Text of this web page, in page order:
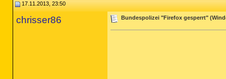
17.11.2013, 23:50
chrisser86 Bundespolizei "Firefox gesperrt"